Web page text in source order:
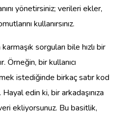
yönetirsiniz; verileri ekler,
kullanırsınız.
sorguları bile hızlı bir
Örneğin, bir kullanıcı
istediğinde birkaç satır kod
edin ki, bir arkadaşınıza
ekliyorsunuz. Bu basitlik,